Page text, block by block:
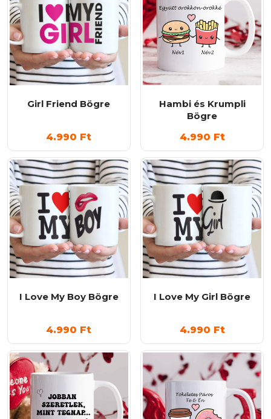
Girl Friend Bögre
4.990 Ft
Hambi és Krumpli
Bögre
4.990 Ft
I Love My Boy Bögre
4.990 Ft
I Love My Girl Bögre
4.990 Ft